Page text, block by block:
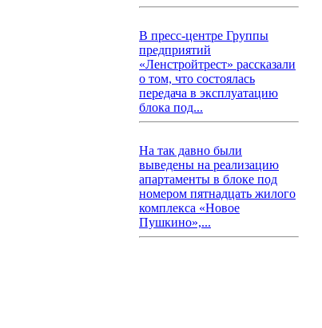
В пресс-центре Группы
предприятий
«Ленстройтрест» рассказали
о том, что состоялась
передача в эксплуатацию
блока под...
На так давно были
выведены на реализацию
апартаменты в блоке под
номером пятнадцать жилого
комплекса «Новое
Пушкино»,...